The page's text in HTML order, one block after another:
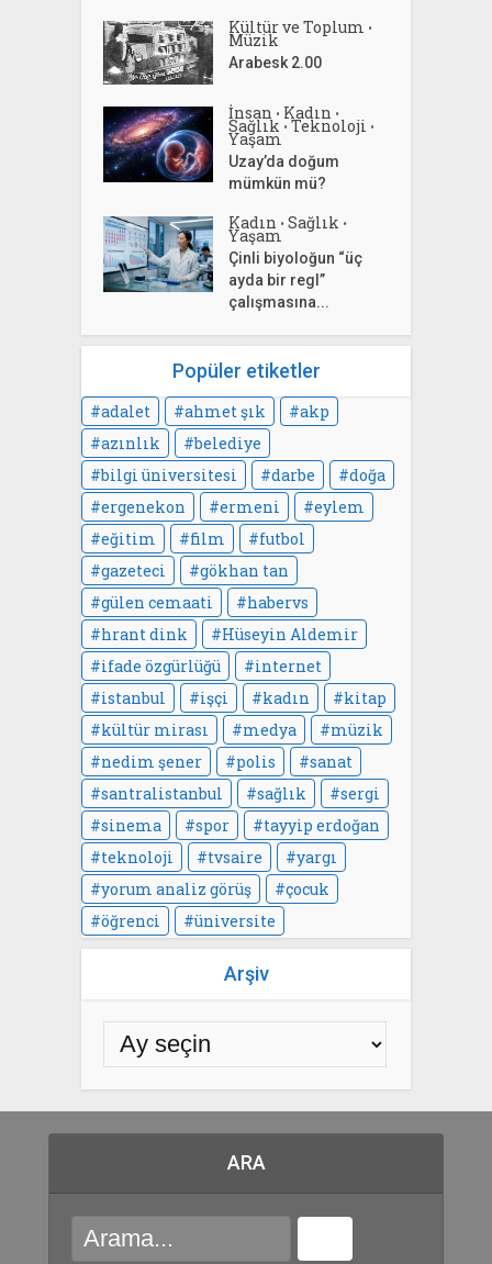
Kültür ve Toplum •
Müzik
Arabesk 2.00
İnsan • Kadın •
Sağlık • Teknoloji •
Yaşam
Uzay’da doğum
mümkün mü?
Kadın • Sağlık •
Yaşam
Çinli biyoloğun “üç
ayda bir regl”
çalışmasına...
Popüler etiketler
adalet ahmet şık
akp
azınlık
belediye
bilgi üniversitesi
darbe
doğa
ergenekon
ermeni
eylem
eğitim
film
futbol
gazeteci
gökhan tan
gülen cemaati
habervs
hrant dink
Hüseyin Aldemir
ifade özgürlüğü
internet
istanbul
işçi kadın
kitap
kültür mirası
medya
müzik
nedim şener
polis
sanat
santralistanbul
sağlık
sergi
sinema
spor
tayyip erdoğan
teknoloji
tvsaire
yargı
yorum analiz görüş
çocuk
öğrenci
üniversite
Arşiv
ARA